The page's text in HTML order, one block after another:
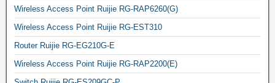
Wireless Access Point Ruijie RG-RAP6260(G)
Wireless Access Point Ruijie RG-EST310
Router Ruijie RG-EG210G-E
Wireless Access Point Ruijie RG-RAP2200(E)